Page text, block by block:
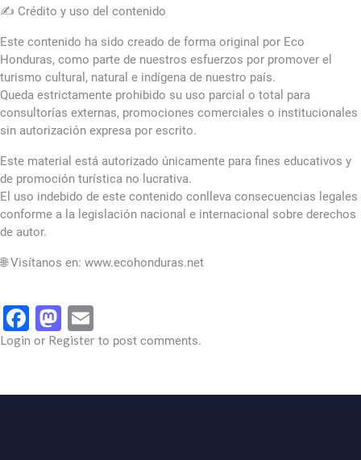
✍️ Crédito y uso del contenido
Este contenido ha sido creado de forma original por Eco
Honduras, como parte de nuestros esfuerzos por promover el
turismo cultural, natural e indígena de nuestro país.
Queda estrictamente prohibido su uso parcial o total para
consultorías externas, promociones comerciales o institucionales
sin autorización expresa por escrito.
Este material está autorizado únicamente para fines educativos y
de promoción turística no lucrativa.
El uso indebido de este contenido conlleva consecuencias legales
conforme a la legislación nacional e internacional sobre derechos
de autor.
🌐 Visítanos en: www.ecohonduras.net
Facebook
Mastodon
Login or Register to post comments.